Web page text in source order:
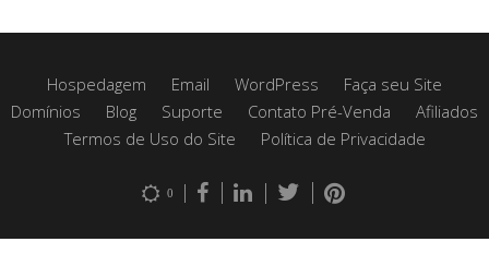
Hospedagem Email WordPress
Faça seu Site
Domínios
Blog Suporte Contato Pré-Venda
Afiliados
Termos de Uso do Site
Política de Privacidade
0